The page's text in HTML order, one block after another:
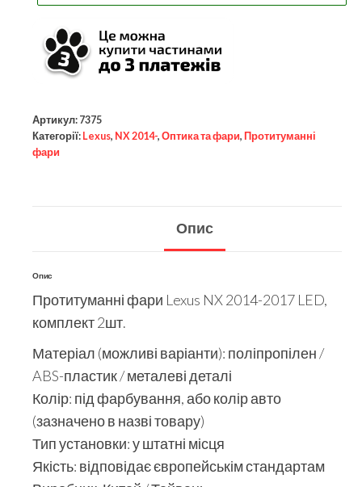
Артикул: 7375
Категорії: Lexus, NX 2014-, Оптика та фари, Протитуманні
фари
Опис
Опис
Протитуманні фари Lexus NX 2014-2017 LED,
комплект 2шт.
Матеріал (можливі варіанти): поліпропілен /
ABS-пластик / металеві деталі
Колір: під фарбування, або колір авто
(зазначено в назві товару)
Тип установки: у штатні місця
Якість: відповідає європейськім стандартам